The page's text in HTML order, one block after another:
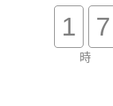
買滿$800
1 7
時